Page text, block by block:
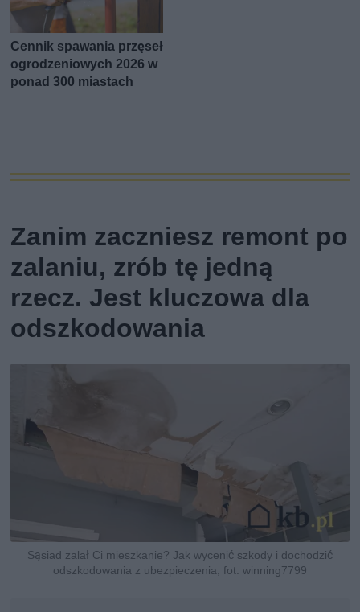
Cennik spawania przęseł
ogrodzeniowych 2026 w
ponad 300 miastach
Zanim zaczniesz remont po
zalaniu, zrób tę jedną
rzecz. Jest kluczowa dla
odszkodowania
Sąsiad zalał Ci mieszkanie? Jak wycenić szkody i dochodzić
odszkodowania z ubezpieczenia, fot. winning7799